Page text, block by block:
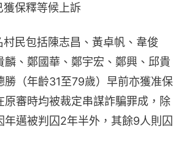
獲保釋等候上訴
村民包括陳志昌、黃卓帆、韋俊
麟、鄭國華、鄭宇宏、鄭興、邱貴
勝（年齡31至79歲）早前亦獲准保
原審時均被裁定串謀詐騙罪成，除
年邁被判囚2年半外，其餘9人則囚